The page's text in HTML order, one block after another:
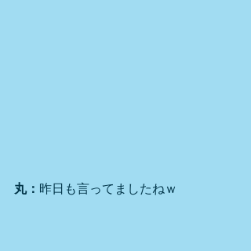
丸： 昨日も言ってましたねｗ